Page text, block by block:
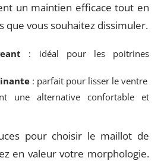
un maintien efficace tout en
que vous souhaitez dissimuler.
: idéal pour les poitrines
: parfait pour lisser le ventre
une alternative confortable et
pour choisir le maillot de
en valeur votre morphologie.